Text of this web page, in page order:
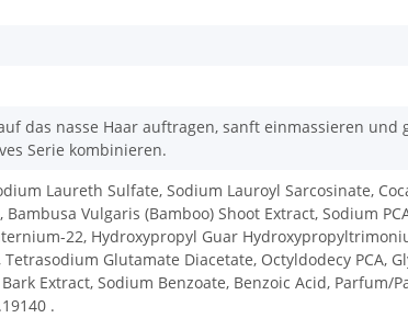
das nasse Haar auftragen, sanft einmassieren
Serie kombinieren.
Laureth Sulfate, Sodium Lauroyl Sarcosinate,
Bambusa Vulgaris (Bamboo) Shoot Extract, Sodium
22, Hydroxypropyl Guar
Glutamate Diacetate, Octyldodecy PCA,
Extract, Sodium Benzoate, Benzoic Acid,
.